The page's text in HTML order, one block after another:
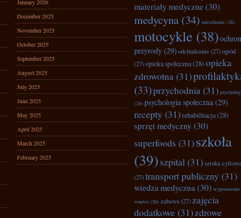
January 2026
December 2025
November 2025
October 2025
September 2025
August 2025
July 2025
June 2025
May 2025
April 2025
March 2025
February 2025
materiały medyczne (30)
medycyna (34) mieszkanie (26)
motocykle (38)
przyrody(29)odchudzanie (27)ogród
(27)opieka społeczna(28) opieka
zdrowotna (31)
(33)przychodnia (31)
(26) psychologia społeczna(29)
recepty (31)rehabilitacja(28)
sprzęt medyczny (30)
superfoods (31)szkoła
(39)szpital (31)sztuka
(27)transport publiczny (31)
wiedza medyczna(30) wyposażenie
wnętrz (26) zabawa(27) zajęcia
dodatkowe (31)zdrowe